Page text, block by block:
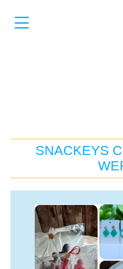
SNACKEYS